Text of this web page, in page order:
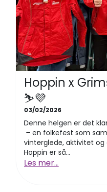
Hoppin x
⛷️💜
03/02/2026
Denne helgen er det
– en folkefest som
vinterglede, aktivitet og
Hoppin er så...
Les mer...